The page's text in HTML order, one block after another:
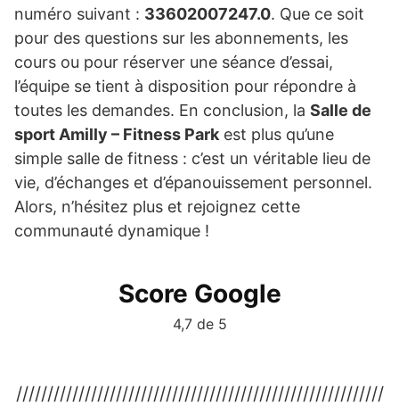
numéro suivant : 33602007247.0. Que ce soit
pour des questions sur les abonnements, les
cours ou pour réserver une séance d’essai,
l’équipe se tient à disposition pour répondre à
toutes les demandes. En conclusion, la Salle de
sport Amilly – Fitness Park est plus qu’une
simple salle de fitness : c’est un véritable lieu de
vie, d’échanges et d’épanouissement personnel.
Alors, n’hésitez plus et rejoignez cette
communauté dynamique !
Score Google
4,7 de 5
///////////////////////////////////////////////////////////